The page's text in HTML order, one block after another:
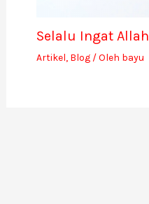
Selalu Ingat Allah
Artikel, Blog/ Oleh bayu